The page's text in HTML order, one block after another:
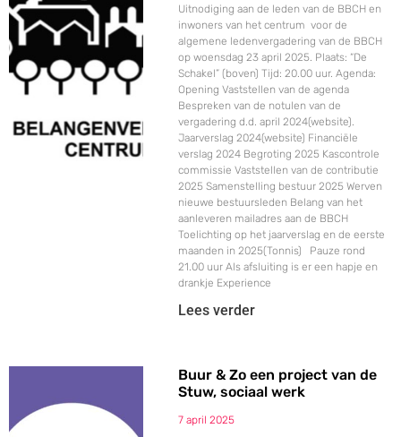
Uitnodiging aan de leden van de BBCH en
inwoners van het centrum voor de
algemene ledenvergadering van de BBCH
op woensdag 23 april 2025. Plaats: “De
Schakel” (boven) Tijd: 20.00 uur. Agenda:
Opening Vaststellen van de agenda
Bespreken van de notulen van de
vergadering d.d. april 2024(website).
Jaarverslag 2024(website) Financiёle
verslag 2024 Begroting 2025 Kascontrole
commissie Vaststellen van de contributie
2025 Samenstelling bestuur 2025 Werven
nieuwe bestuursleden Belang van het
aanleveren mailadres aan de BBCH
Toelichting op het jaarverslag en de eerste
maanden in 2025(Tonnis) Pauze rond
21.00 uur Als afsluiting is er een hapje en
drankje Experience
Lees verder
Buur & Zo een project van de
Stuw, sociaal werk
7 april 2025